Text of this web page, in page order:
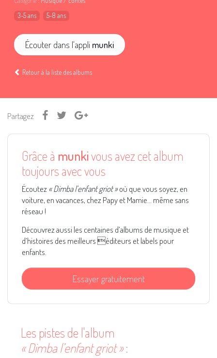
3-5 ans
5-8 ans
Écouter dans l'appli munki
Retour à la liste des albums
Partagez
Grâce à munkivous avez cet album
toujours avec vous
Écoutez « Dimba l’enfant griot »où que vous soyez, en
voiture, en vacances, chez Papy et Mamie... même sans
réseau !
Découvrez aussi les centaines d’albums de musique et
d’histoires des meilleurs éditeurs et labels pour
enfants.
Essayer gratuitement
Les pistes de l'album
« Dimba l’enfant griot »: